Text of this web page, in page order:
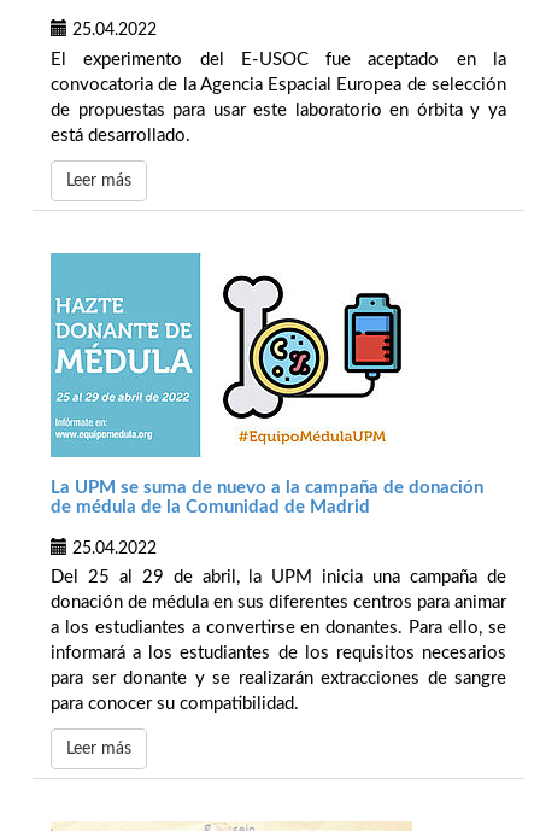
25.04.2022
El experimento del E-USOC fue aceptado en la
convocatoria de la Agencia Espacial Europea de selección
de propuestas para usar este laboratorio en órbita y ya
está desarrollado.
Leer más
La UPM se suma de nuevo a la campaña de donación
de médula de la Comunidad de Madrid
25.04.2022
Del 25 al 29 de abril, la UPM inicia una campaña de
donación de médula en sus diferentes centros para animar
a los estudiantes a convertirse en donantes. Para ello, se
informará a los estudiantes de los requisitos necesarios
para ser donante y se realizarán extracciones de sangre
para conocer su compatibilidad.
Leer más